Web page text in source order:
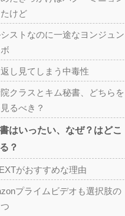
けど
ストなのに一途なヨンジュン
し見てしまう中毒性
クラスとキム秘書、どちらを
るべき？
はいったい、なぜ？はどこ
？
がおすすめな理由
プライムビデオも選択肢の